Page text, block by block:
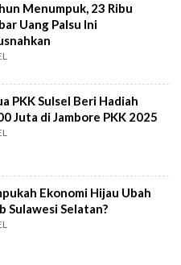
Menumpuk, 23 Ribu
Uang Palsu Ini
PKK Sulsel Beri Hadiah
Juta di Jambore PKK 2025
Ekonomi Hijau Ubah
Sulawesi Selatan?